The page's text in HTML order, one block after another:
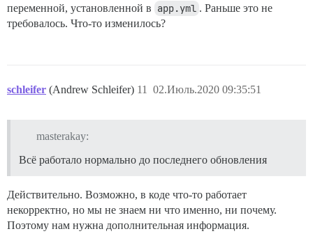
переменной, установленной в app.yml . Раньше это не
требовалось. Что-то изменилось?
schleifer (Andrew Schleifer) 02.Июль.2020 09:35:51
11
masterakay:
Всё работало нормально до последнего обновления
Действительно. Возможно, в коде что-то работает
некорректно, но мы не знаем ни что именно, ни почему.
Поэтому нам нужна дополнительная информация.